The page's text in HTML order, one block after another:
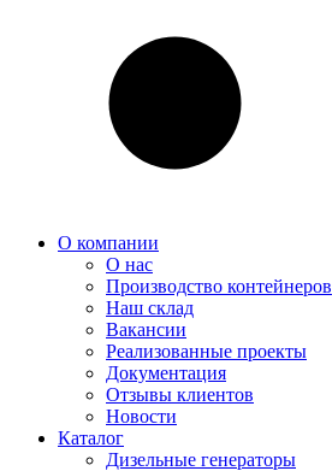
О компании
О нас
Производство контейнеров
Наш склад
Вакансии
Реализованные проекты
Документация
Отзывы клиентов
Новости
Каталог
Дизельные генераторы